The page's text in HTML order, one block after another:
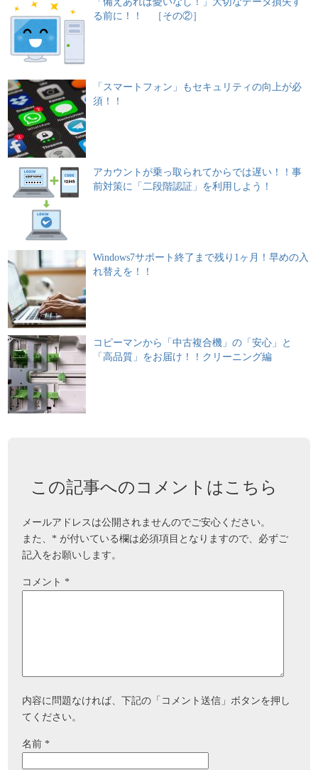
る前に！！ ［その②］
「スマートフォン」もセキュリティの向上が必
須！！
アカウントが乗っ取られてからでは遅い！！事
前対策に「二段階認証」を利用しよう！
Windows7サポート終了まで残り1ヶ月！早めの入
れ替えを！！
コピーマンから「中古複合機」の「安心」と
「高品質」をお届け！！クリーニング編
この記事へのコメントはこちら
メールアドレスは公開されませんのでご安心ください。
また、* が付いている欄は必須項目となりますので、必ずご
記入をお願いします。
コメント*
内容に問題なければ、下記の「コメント送信」ボタンを押し
てください。
名前*